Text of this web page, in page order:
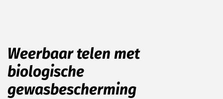
Weerbaar telen met
biologische
gewasbescherming